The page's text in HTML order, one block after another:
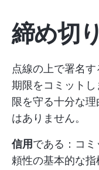
締め切
点線の上で署名
期限をコミット
限を守る十分な
はありません。
信用である：コ
頼性の基本的な